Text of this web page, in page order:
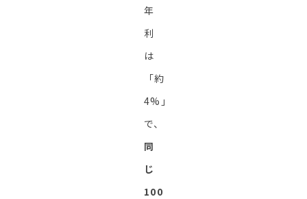
年
利
は
「約
4%」
で、
同
じ
100